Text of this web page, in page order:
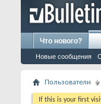
Что нового?
Новые сообщения
Пользователи
If this is your first